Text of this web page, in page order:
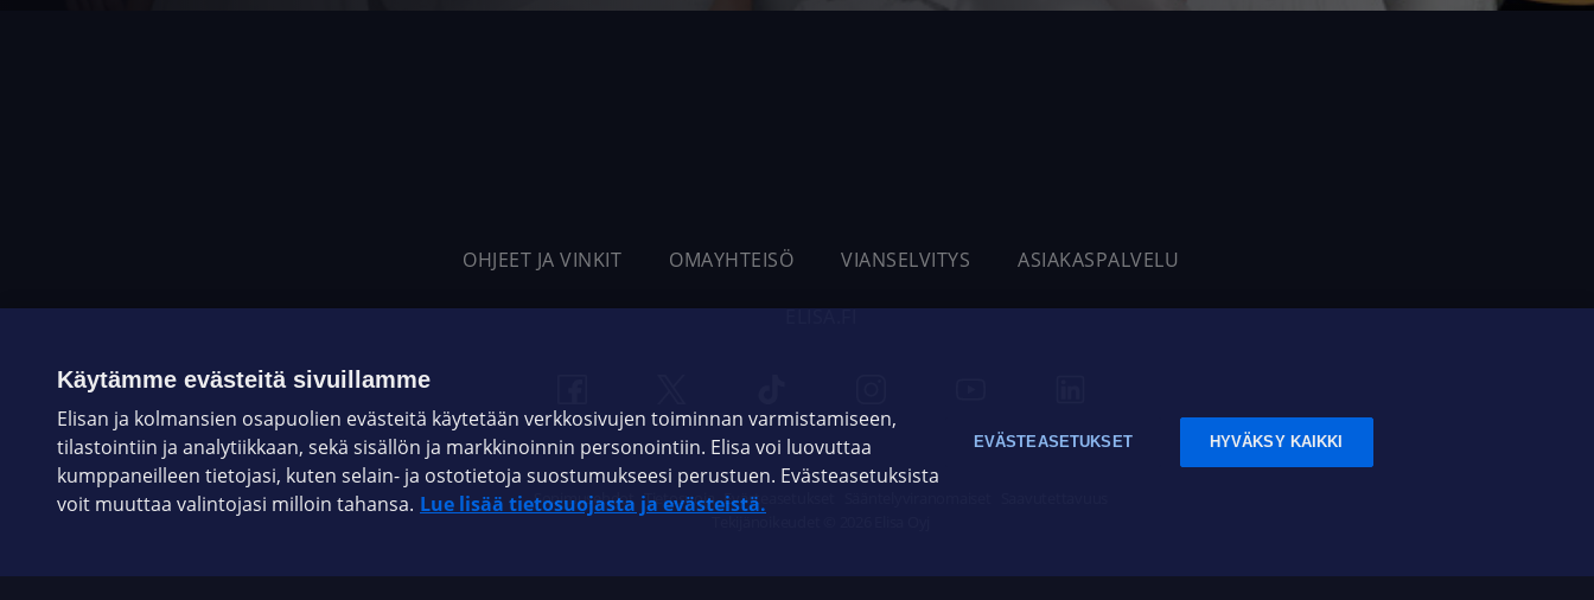
OHJEET JA VINKIT OMAYHTEISÖ VIANSELVITYS ASIAKASPALVELU
Sopimusehdot Tietosuoja Evästeasetukset
Käytämme evästeitä sivuillamme
Elisan ja kolmansien osapuolien evästeitä käytetään verkkosivujen toiminnan varmistamiseen,
tilastointiin ja analytiikkaan, sekä sisällön ja markkinoinnin personointiin. Elisa voi luovuttaa
kumppaneilleen tietojasi, kuten selain- ja ostotietoja suostumukseesi perustuen. Evästeasetuksista
voit muuttaa valintojasi milloin tahansa. Lue lisää tietosuojasta ja evästeistä.
EVÄSTEASETUKSET HYVÄKSY KAIKKI